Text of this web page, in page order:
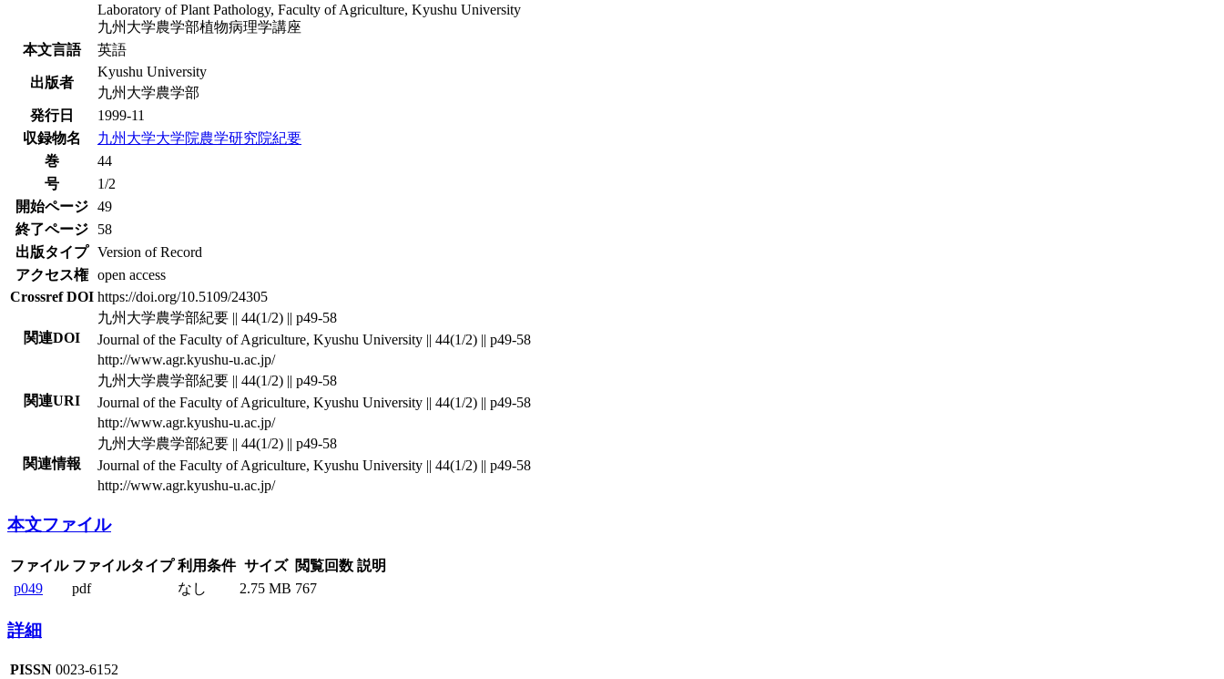
Laboratory of Plant Pathology, Faculty of Agriculture, Kyushu University
九州大学農学部植物病理学講座
本文言語
英語
出版者
Kyushu University
九州大学農学部
発行日
1999-11
収録物名
九州大学大学院農学研究院紀要
巻
44
号
1/2
開始ページ 49
終了ページ
58
出版タイプ Version of Record
アクセス権 open access
Crossref DOI https://doi.org/10.5109/24305
関連DOI
九州大学農学部紀要 || 44(1/2) || p49-58
Journal of the Faculty of Agriculture, Kyushu University || 44(1/2) || p49-58
http://www.agr.kyushu-u.ac.jp/
関連URI
九州大学農学部紀要 || 44(1/2) || p49-58
Journal of the Faculty of Agriculture, Kyushu University || 44(1/2) || p49-58
http://www.agr.kyushu-u.ac.jp/
関連情報
九州大学農学部紀要 || 44(1/2) || p49-58
Journal of the Faculty of Agriculture, Kyushu University || 44(1/2) || p49-58
http://www.agr.kyushu-u.ac.jp/
本文ファイル
ファイル ファイルタイプ 利用条件 サイズ 閲覧回数 説明
p049
pdf なし 2.75 MB 767
詳細
PISSN 0023-6152